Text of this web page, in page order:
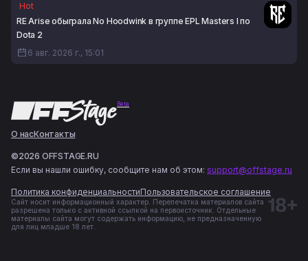
Hot
RE Arise обыграла No Hoodwink в группе EPL Masters I по
Dota 2
6 авг. 2026 г., 15:01
Beta
О насКонтакты
©2026 OFFSTAGE.RU
Если вы нашли ошибку, сообщите нам об этом: support@offstage.ru
Политика конфиденциальностиПользовательское соглашение
Сайт носит информационный характер. Перепечатка материалов сайта
разрешена только с активной ссылкой на первоисточник. Отдельные
материалы сайта могут содержать информацию, не предназначенную
для лиц младше 18 лет.